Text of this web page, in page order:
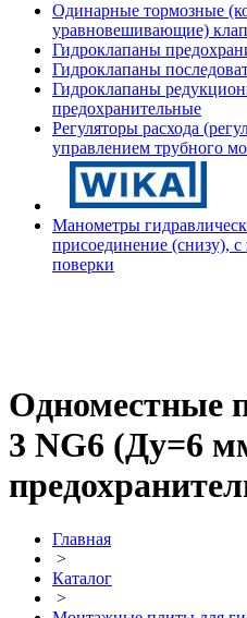
Одинарные тормозные
уравновешивающие)
Гидроклапаны
Гидроклапаны
Гидроклапаны
предохранительные
Регуляторы расхода
управлением трубного
Манометры
присоединение (снизу),
поверки
Одноместные
3 NG6 (Ду=6
Главная
>
Каталог
>